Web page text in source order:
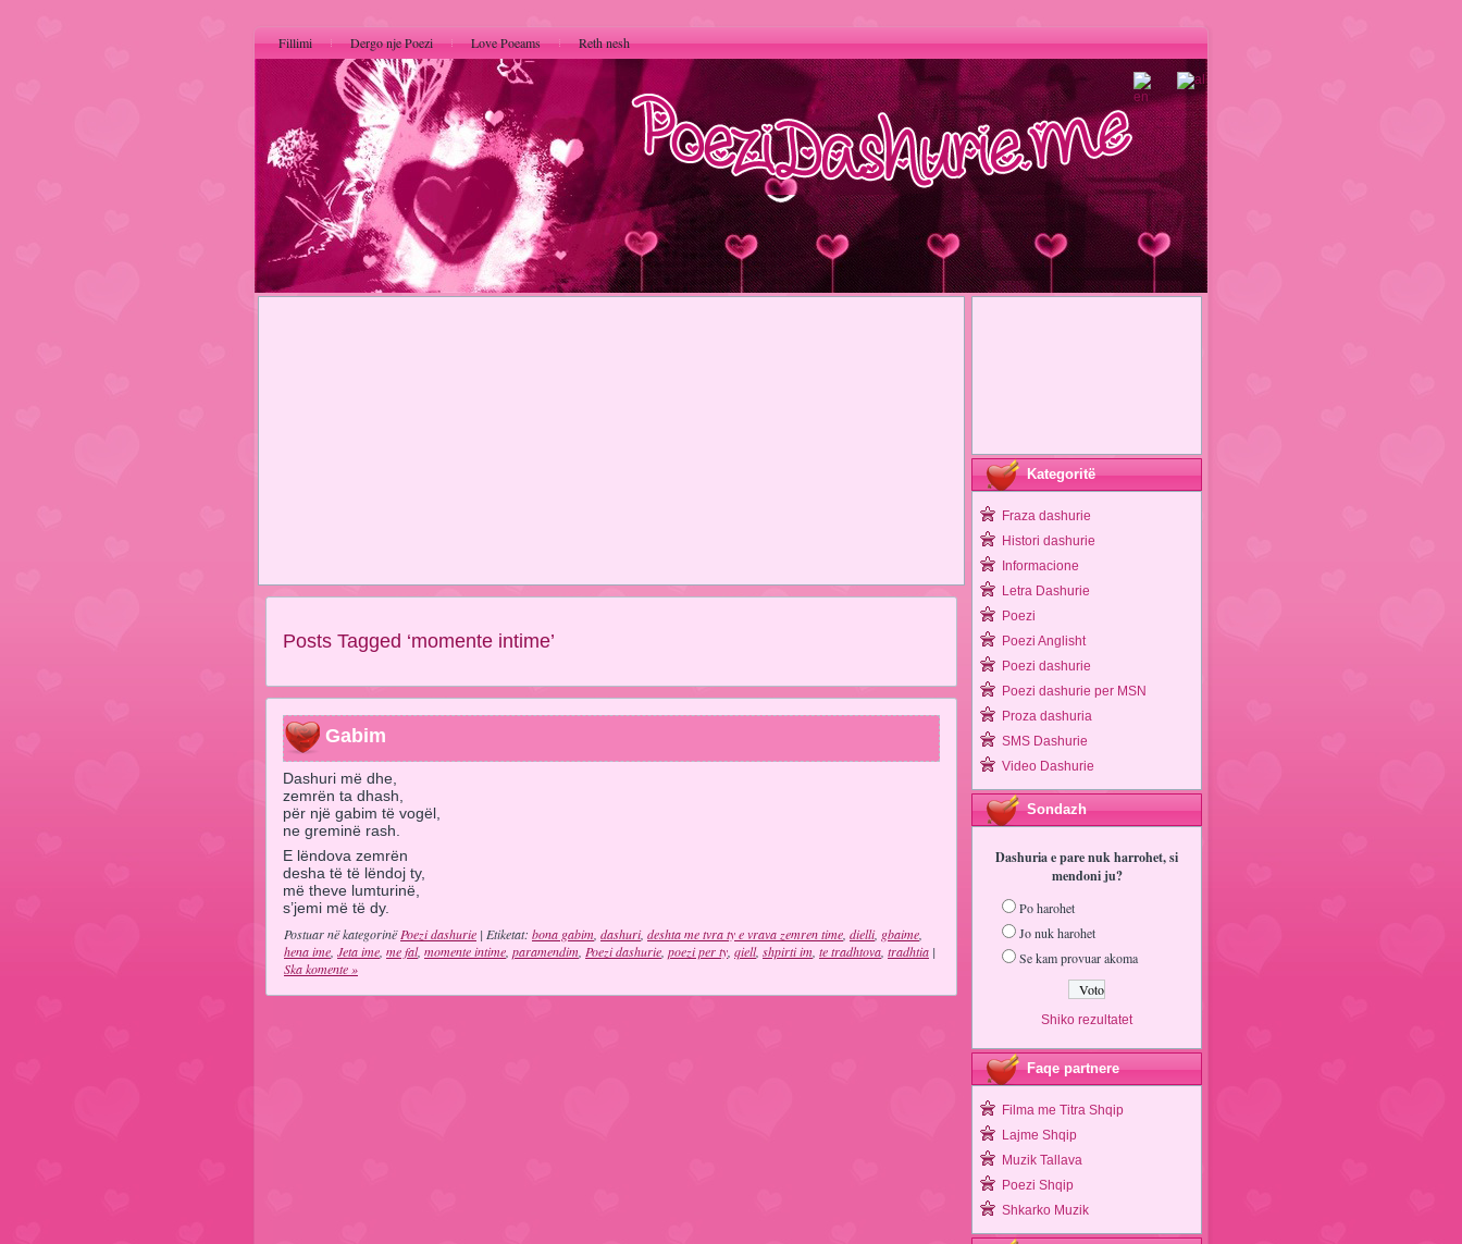
Fillimi Dergo nje Poezi Love Poeams Reth nesh
Posts Tagged ‘momente intime’
Gabim
Dashuri më dhe,
zemrën ta dhash,
për një gabim të vogël,
ne greminë rash.
E lëndova zemrën
desha të të lëndoj ty,
më theve lumturinë,
s’jemi më të dy.
Postuar në kategorinëPoezi dashurie | Etiketat: bona gabim dashuri, deshta me tvra ty e vrava zemren time dielli, gbaime
hena ime Jeta ime me fal, momente intime paramendim Poezi dashurie poezi per ty qiell, shpirti im te tradhtova tradhtia |
Ska komente »
Kategoritë
Fraza dashurie
Histori dashurie
Informacione
Letra Dashurie
Poezi
Poezi Anglisht
Poezi dashurie
Poezi dashurie per MSN
Proza dashuria
SMS Dashurie
Video Dashurie
Sondazh
Dashuria e pare nuk harrohet, si
mendoni ju?
Po harohet
Jo nuk harohet
Se kam provuar akoma
Shiko rezultatet
Faqe partnere
Filma me Titra Shqip
Lajme Shqip
Muzik Tallava
Poezi Shqip
Shkarko Muzik